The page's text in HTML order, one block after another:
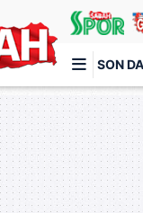
SON
haber sitesi